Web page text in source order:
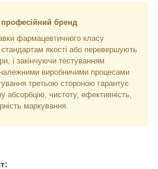
бренд
фармацевтичного класу
якості або перевершують
і закінчуючи тестуванням
виробничими процесами
третьою стороною гарантує
абсорбцію, чистоту, ефективність,
маркування.